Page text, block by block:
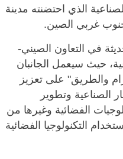
الذي احتضنته مدينة
غربي الصين.
في التعاون الصيني-
حيث سيعمل الجانبان
والطريق" على تعزيز
الصناعية وتطوير
الفضائية وغيرها من
التكنولوجيا الفضائية